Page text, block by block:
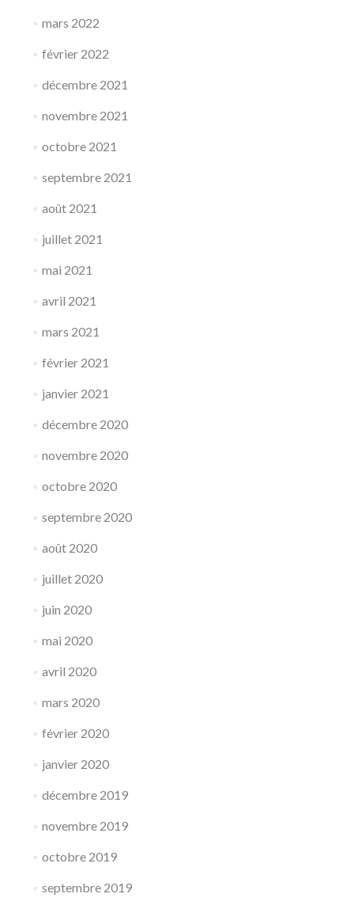
mars 2022
février 2022
décembre 2021
novembre 2021
octobre 2021
septembre 2021
août 2021
juillet 2021
mai 2021
avril 2021
mars 2021
février 2021
janvier 2021
décembre 2020
novembre 2020
octobre 2020
septembre 2020
août 2020
juillet 2020
juin 2020
mai 2020
avril 2020
mars 2020
février 2020
janvier 2020
décembre 2019
novembre 2019
octobre 2019
septembre 2019